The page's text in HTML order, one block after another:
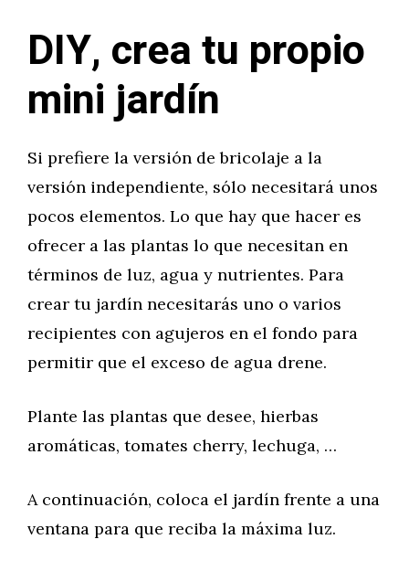
DIY, crea tu propio
mini jardín
Si prefiere la versión de bricolaje a la
versión independiente, sólo necesitará unos
pocos elementos. Lo que hay que hacer es
ofrecer a las plantas lo que necesitan en
términos de luz, agua y nutrientes. Para
crear tu jardín necesitarás uno o varios
recipientes con agujeros en el fondo para
permitir que el exceso de agua drene.
Plante las plantas que desee, hierbas
aromáticas, tomates cherry, lechuga, …
A continuación, coloca el jardín frente a una
ventana para que reciba la máxima luz.